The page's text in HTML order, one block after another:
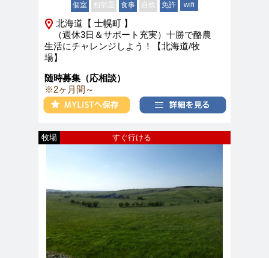
個室 相部屋 食事 自炊 免許 wifi
北海道【 士幌町 】
（週休3日＆サポート充実）十勝で酪農
生活にチャレンジしよう！【北海道/牧
場】
随時募集（応相談）
※2ヶ月間～
すぐ行ける
牧場